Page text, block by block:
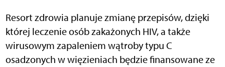
Resort zdrowia planuje zmianę przepisów, dzięki
której leczenie osób zakażonych HIV, a także
wirusowym zapaleniem wątroby typu C
osadzonych w więzieniach będzie finansowane ze